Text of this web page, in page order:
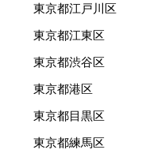
東京都江戸川区
東京都江東区
東京都渋谷区
東京都港区
東京都目黒区
東京都練馬区